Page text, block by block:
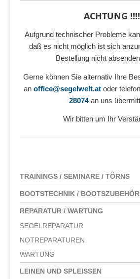
ACHTUNG !!!!
Aufgrund technischer Probleme
daß es nicht möglich ist sich
Bestellung nicht
Gerne können Sie alternativ Ihre
an office@segelwelt.at oder
28074an uns
Wir bitten um Ihr
TRAININGS / SEMINARE / TÖRNS
BOOTSTECHNIK / BOOTSZUBEHÖR
REPARATUR / WARTUNG
SEGELREPARATUR
NOTREPARATUREN
WARTUNG
LEINEN UND SPLEISSEN